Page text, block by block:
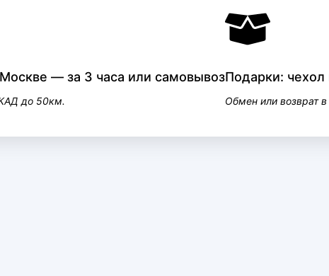
— за 3 часа или самовывоз
до 50км.
Подарки: чехол
Обмен или возврат